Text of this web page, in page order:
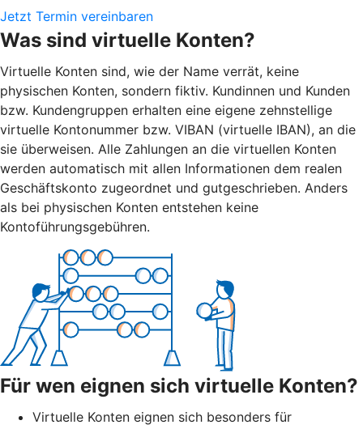
Jetzt Termin vereinbaren
Was sind virtuelle Konten?
Virtuelle Konten sind, wie der Name verrät, keine
physischen Konten, sondern fiktiv. Kundinnen und Kunden
bzw. Kundengruppen erhalten eine eigene zehnstellige
virtuelle Kontonummer bzw. VIBAN (virtuelle IBAN), an die
sie überweisen. Alle Zahlungen an die virtuellen Konten
werden automatisch mit allen Informationen dem realen
Geschäftskonto zugeordnet und gutgeschrieben. Anders
als bei physischen Konten entstehen keine
Kontoführungsgebühren.
Für wen eignen sich virtuelle Konten?
Virtuelle Konten eignen sich besonders für